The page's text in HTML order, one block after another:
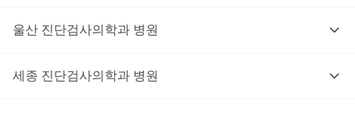
울산 진단검사의학과 병원
세종 진단검사의학과 병원